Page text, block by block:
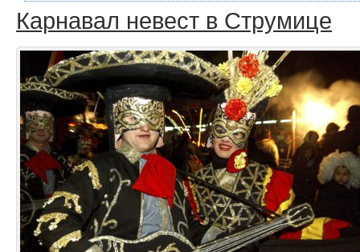
Карнавал невест в Струмице